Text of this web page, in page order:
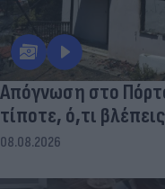
Απόγνωση στο
τίποτε, ό,τι
08.08.2026